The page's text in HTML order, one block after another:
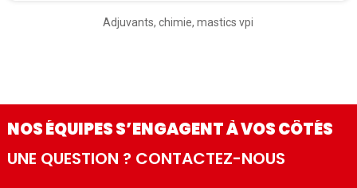
Adjuvants, chimie, mastics vpi
NOS ÉQUIPES S’ENGAGENT À VOS CÔTÉS
UNE QUESTION ? CONTACTEZ-NOUS